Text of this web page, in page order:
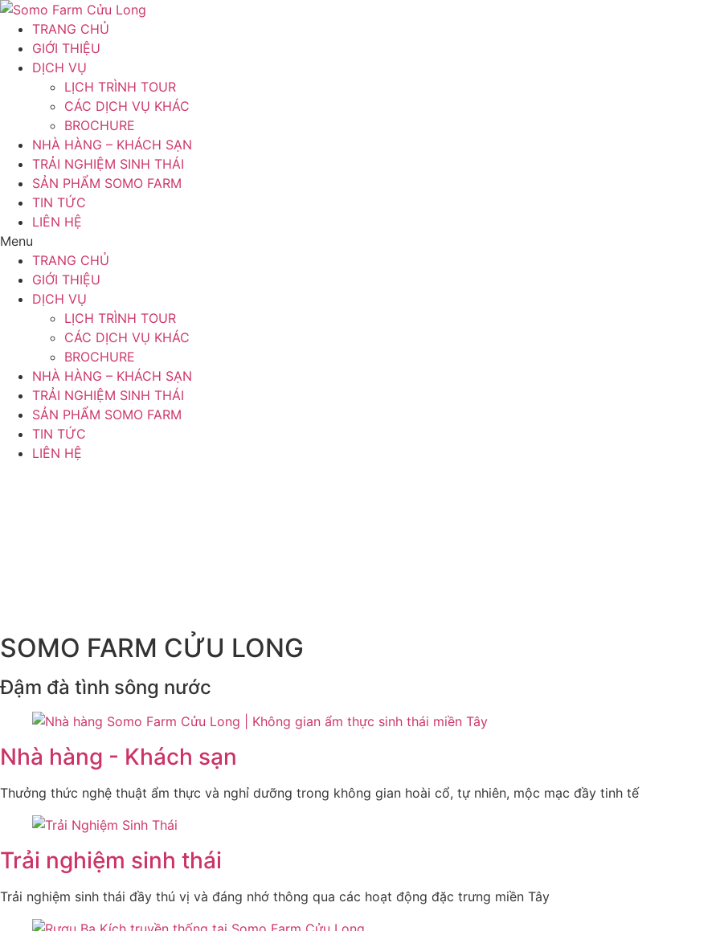
Chuyển
đến
dung
TRANG CHỦ
GIỚI THIỆU
DỊCH VỤ
LỊCH TRÌNH TOUR
CÁC DỊCH VỤ KHÁC
BROCHURE
NHÀ HÀNG – KHÁCH SẠN
TRẢI NGHIỆM SINH THÁI
SẢN PHẨM SOMO FARM
TIN TỨC
LIÊN HỆ
Menu
TRANG CHỦ
GIỚI THIỆU
DỊCH VỤ
LỊCH TRÌNH TOUR
CÁC DỊCH VỤ KHÁC
BROCHURE
NHÀ HÀNG – KHÁCH SẠN
TRẢI NGHIỆM SINH THÁI
SẢN PHẨM SOMO FARM
TIN TỨC
LIÊN HỆ
SOMO FARM CỬU LONG
Đậm đà tình sông nước
Nhà hàng - Khách sạn
Thưởng thức nghệ thuật ẩm thực và nghỉ dưỡng trong không gian hoài cổ, tự nhiên, mộc mạc đầy tinh tế
Trải nghiệm sinh thái
Trải nghiệm sinh thái đầy thú vị và đáng nhớ thông qua các hoạt động đặc trưng miền Tây